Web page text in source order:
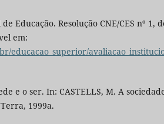
Educação. Resolução CNE/CES nº 1,
em:
educacao_superior/
e o ser. In: CASTELLS, M. A
1999a.